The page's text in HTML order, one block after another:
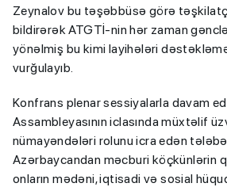
Zeynalov bu təşəbbüsə görə
bildirərək ATGTİ-nin hər zaman
yönəlmiş bu kimi layihələri
vurğulayıb.
Konfrans plenar sessiyalarla davam
Assambleyasının iclasında müxtəlif
nümayəndələri rolunu icra edən
Azərbaycandan məcburi köçkünlərin
onların mədəni, iqtisadi və sosial